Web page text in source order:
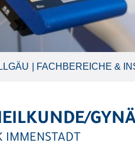
FACHBEREICHE &
IMMENSTADT